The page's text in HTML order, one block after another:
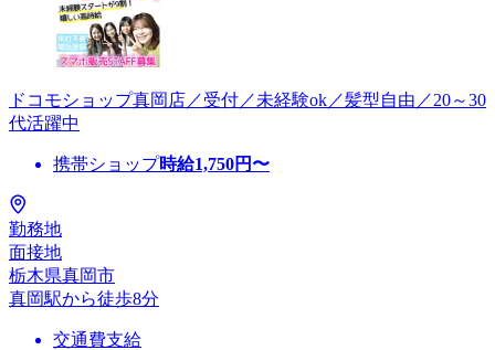
ドコモショップ真岡店／受付／未経験ok／髪型自由／20～30
代活躍中
携帯ショップ時給1,750円〜
勤務地
面接地
栃木県真岡市
真岡駅から徒歩8分
交通費支給